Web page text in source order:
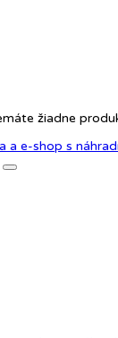
žiadne